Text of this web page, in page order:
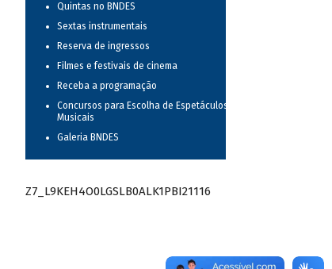
Quintas no BNDES
Sextas instrumentais
Reserva de ingressos
Filmes e festivais de cinema
Receba a programação
Concursos para Escolha de Espetáculos
Musicais
Galeria BNDES
Z7_L9KEH4O0LGSLB0ALK1PBI21116